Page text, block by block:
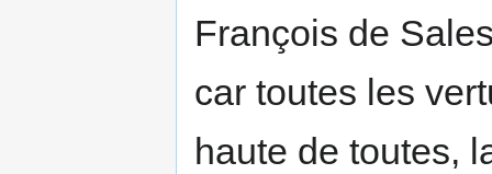
François de
car toutes les
haute de toutes,